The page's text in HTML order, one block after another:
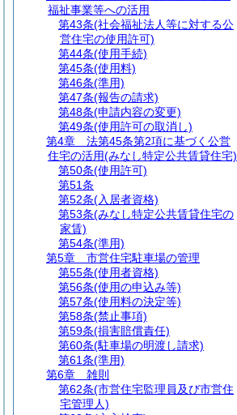
福祉事業等への活用
第43条(社会福祉法人等に対する公
営住宅の使用許可)
第44条(使用手続)
第45条(使用料)
第46条(準用)
第47条(報告の請求)
第48条(申請内容の変更)
第49条(使用許可の取消し)
第4章
法第45条第2項に基づく公営
住宅の活用(みなし特定公共賃貸住宅)
第50条(使用許可)
第51条
第52条(入居者資格)
第53条(みなし特定公共賃貸住宅の
家賃)
第54条(準用)
第5章
市営住宅駐車場の管理
第55条(使用者資格)
第56条(使用の申込み等)
第57条(使用料の決定等)
第58条(禁止事項)
第59条(損害賠償責任)
第60条(駐車場の明渡し請求)
第61条(準用)
第6章
雑則
第62条(市営住宅監理員及び市営住
宅管理人)